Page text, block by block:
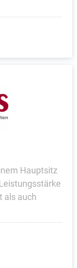
Hauptsitz
als auch